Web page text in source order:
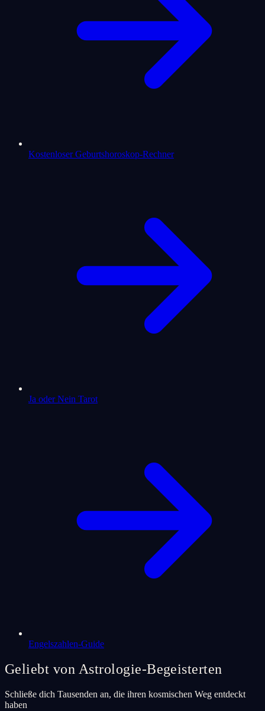
Kostenloser Geburtshoroskop-Rechner
Ja oder Nein Tarot
Engelszahlen-Guide
Geliebt von Astrologie-Begeisterten
Schließe dich Tausenden an, die ihren kosmischen Weg entdeckt
haben